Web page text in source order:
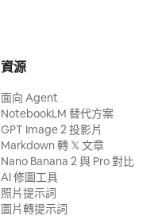
資源
面向 Agent
NotebookLM 替代方案
GPT Image 2 投影片
Markdown 轉 𝕏 文章
Nano Banana 2 與 Pro 對比
AI 修圖工具
照片提示詞
圖片轉提示詞